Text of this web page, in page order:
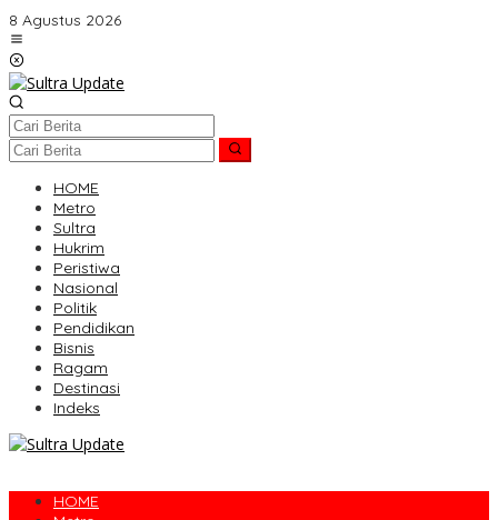
Lewati
ke
konten
8 Agustus 2026
HOME
Metro
Sultra
Hukrim
Peristiwa
Nasional
Politik
Pendidikan
Bisnis
Ragam
Destinasi
Indeks
HOME